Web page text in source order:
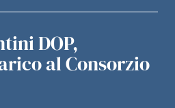
DOP,
al Consorzio